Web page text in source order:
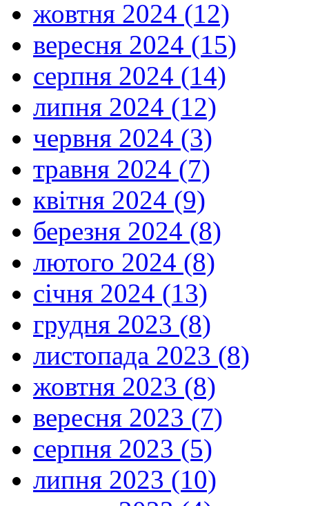
жовтня 2024 (12)
вересня 2024 (15)
серпня 2024 (14)
липня 2024 (12)
червня 2024 (3)
травня 2024 (7)
квітня 2024 (9)
березня 2024 (8)
лютого 2024 (8)
січня 2024 (13)
грудня 2023 (8)
листопада 2023 (8)
жовтня 2023 (8)
вересня 2023 (7)
серпня 2023 (5)
липня 2023 (10)